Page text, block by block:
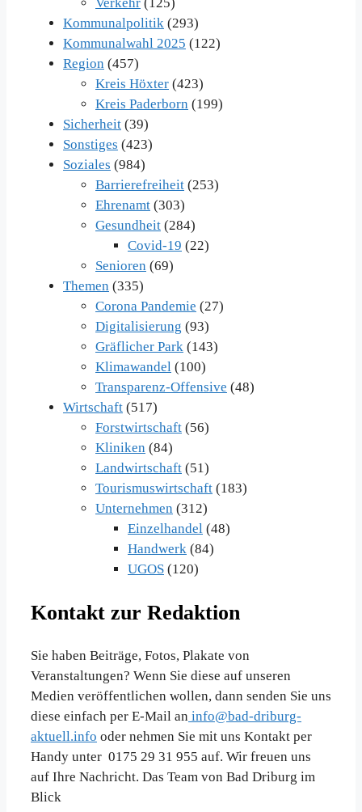
Kommunalpolitik (293)
Kommunalwahl 2025 (122)
Region (457)
Kreis Höxter (423)
Kreis Paderborn (199)
Sicherheit (39)
Sonstiges (423)
Soziales (984)
Barrierefreiheit (253)
Ehrenamt (303)
Gesundheit (284)
Covid-19 (22)
Senioren (69)
Themen (335)
Corona Pandemie (27)
Digitalisierung (93)
Gräflicher Park (143)
Klimawandel (100)
Transparenz-Offensive (48)
Wirtschaft (517)
Forstwirtschaft (56)
Kliniken (84)
Landwirtschaft (51)
Tourismuswirtschaft (183)
Unternehmen (312)
Einzelhandel (48)
Handwerk (84)
UGOS (120)
Kontakt zur Redaktion
Sie haben Beiträge, Fotos, Plakate von
Veranstaltungen? Wenn Sie diese auf unseren
Medien veröffentlichen wollen, dann senden Sie uns
diese einfach per E-Mail an info@bad-driburg-
aktuell.info oder nehmen Sie mit uns Kontakt per
Handy unter 0175 29 31 955 auf. Wir freuen uns
auf Ihre Nachricht. Das Team von Bad Driburg im
Blick